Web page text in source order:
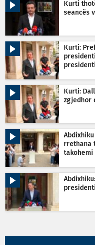
Kurti
seancës
Kurti:
Kurti:
zgjedhor
rrethana
takohemi